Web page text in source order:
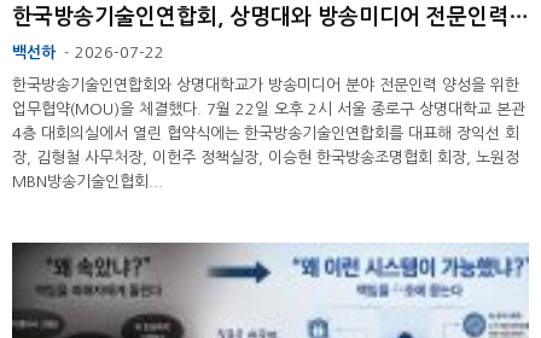
한국방송기술인연합회, 상명대와 방송미디어 전문인력 양성 MOU 체결
백선하 - 2026-07-22
한국방송기술인연합회와 상명대학교가 방송미디어 분야 전문인력 양성을 위한
업무협약(MOU)을 체결했다. 7월 22일 오후 2시 서울 종로구 상명대학교 본관
4층 대회의실에서 열린 협약식에는 한국방송기술인연합회를 대표해 장익선 회
장, 김형철 사무처장, 이헌주 정책실장, 이승현 한국방송조명협회 회장, 노원정
MBN방송기술인협회...